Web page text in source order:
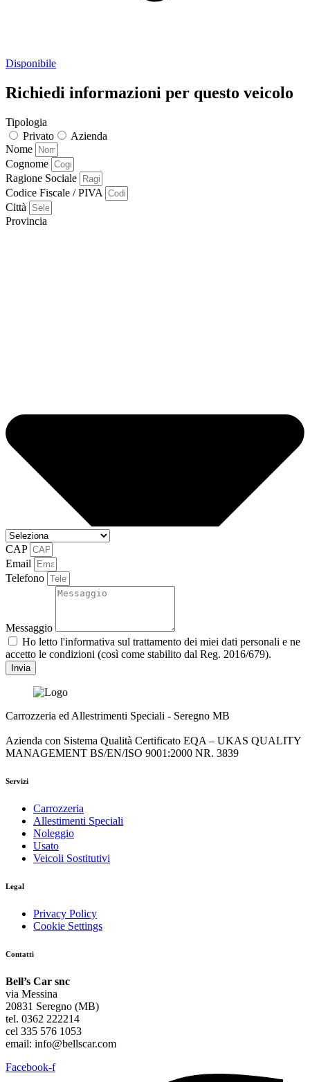
Disponibile
Richiedi informazioni per questo veicolo
Tipologia
Privato
Azienda
Nome
Cognome
Ragione Sociale
Codice Fiscale / PIVA
Città
Provincia
CAP
Email
Telefono
Messaggio
Ho letto l'informativa sul trattamento dei miei dati personali e ne
accetto le condizioni (così come stabilito dal Reg. 2016/679).
Invia
Carrozzeria ed Allestrimenti Speciali - Seregno MB
Azienda con Sistema Qualità Certificato EQA – UKAS QUALITY
MANAGEMENT BS/EN/ISO 9001:2000 NR. 3839
Servizi
Carrozzeria
Allestimenti Speciali
Noleggio
Usato
Veicoli Sostitutivi
Legal
Privacy Policy
Cookie Settings
Contatti
Bell’s Car snc
via Messina
20831 Seregno (MB)
tel. 0362 222214
cel 335 576 1053
email: info@bellscar.com
Facebook-f